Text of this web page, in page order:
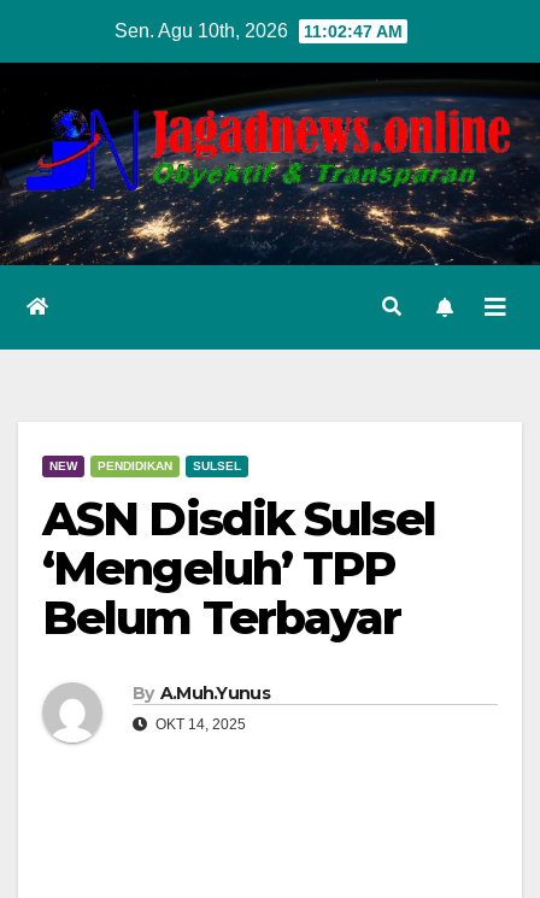
content
Sen. Agu 10th, 2026 11:02:48 AM
NEW PENDIDIKAN SULSEL
ASN Disdik Sulsel
‘Mengeluh’ TPP
Belum Terbayar
By A.Muh.Yunus
OKT 14, 2025